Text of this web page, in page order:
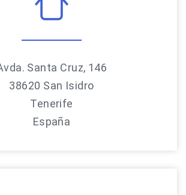
Santa Cruz, 146
38620 San Isidro
Tenerife
España